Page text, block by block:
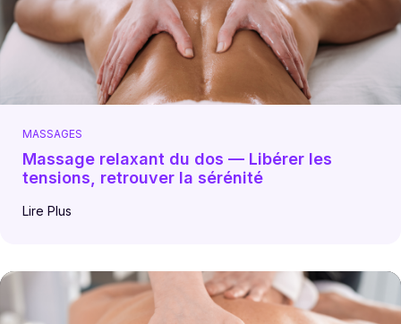
MASSAGES
Massage relaxant du dos — Libérer les
tensions, retrouver la sérénité
Lire Plus